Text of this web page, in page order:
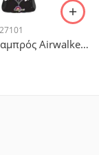
Μπαλόνι Γαμπρός Airwalker 66cm x 127cm